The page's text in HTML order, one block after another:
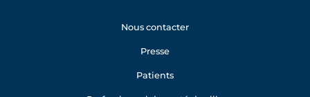
Nous contacter
Presse
Patients